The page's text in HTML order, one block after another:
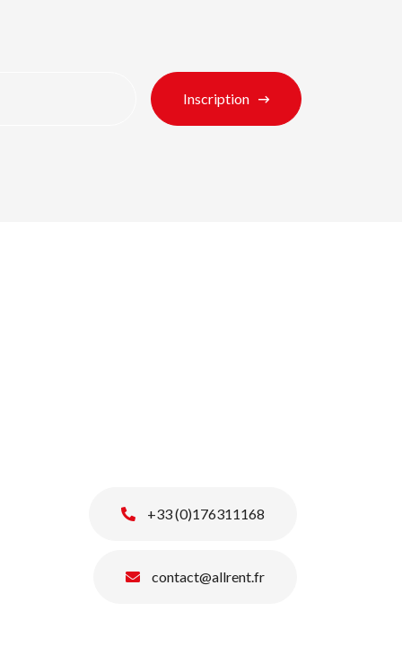
Inscription
+33 (0)176311168
contact@allrent.fr